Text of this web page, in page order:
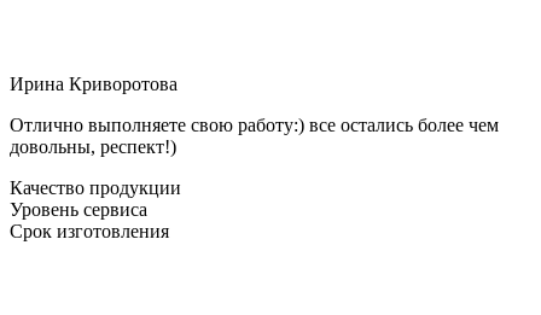
Ирина Криворотова
Отлично выполняете свою работу:) все остались более чем
довольны, респект!)
Качество продукции
Уровень сервиса
Срок изготовления